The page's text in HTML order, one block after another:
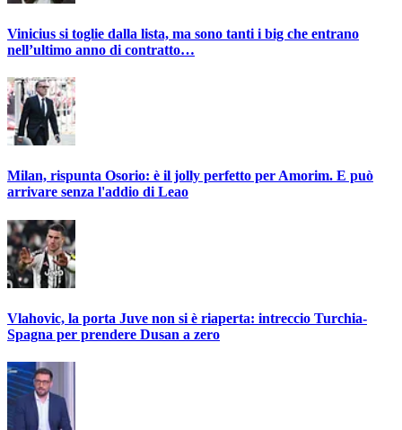
Vinicius si toglie dalla lista, ma sono tanti i big che entrano
nell’ultimo anno di contratto…
Milan, rispunta Osorio: è il jolly perfetto per Amorim. E può
arrivare senza l'addio di Leao
Vlahovic, la porta Juve non si è riaperta: intreccio Turchia-
Spagna per prendere Dusan a zero